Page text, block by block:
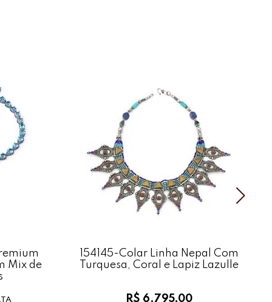
Mix de
154145-Colar Linha Nepal Com
Turquesa, Coral e Lapiz Lazulle
R$ 6.795,00